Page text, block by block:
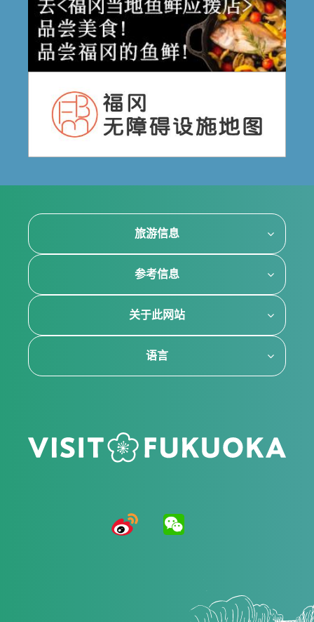
旅游信息
参考信息
关于此网站
语言